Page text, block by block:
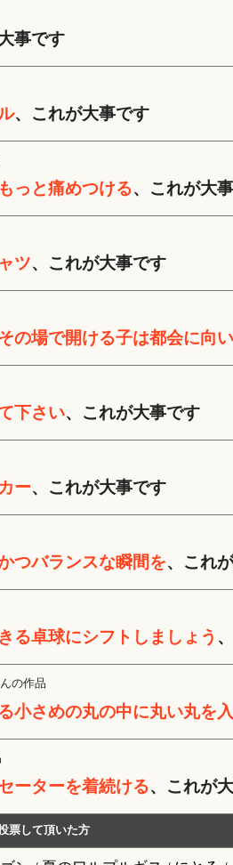
事です
、これが大事です
っと痛めつける、これが大
ツ、これが大事です
の場で開ける子は都会に向
下さい、これが大事です
ー、これが大事です
つバランスな瞬間を、これ
る卓球にシフトしましょう
の作品
小さめの丸の中に丸い丸を
ーターを着続ける、これが
票して頂いた方